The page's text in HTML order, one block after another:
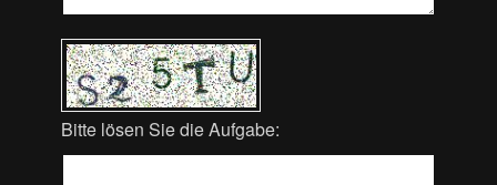
Bitte lösen Sie die Aufgabe: